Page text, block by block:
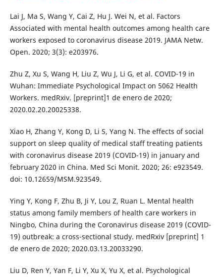
Lai J, Ma S, Wang Y, Cai Z, Hu J. Wei N, et al. Factors
Associated with mental health outcomes among health care
workers exposed to coronavirus disease 2019. JAMA Netw.
Open. 2020; 3(3): e203976.
Zhu Z, Xu S, Wang H, Liu Z, Wu J, Li G, et al. COVID-19 in
Wuhan: Immediate Psychological Impact on 5062 Health
Workers. medRxiv. [preprint]1 de enero de 2020;
2020.02.20.20025338.
Xiao H, Zhang Y, Kong D, Li S, Yang N. The effects of social
support on sleep quality of medical staff treating patients
with coronavirus disease 2019 (COVID-19) in january and
february 2020 in China. Med Sci Monit. 2020; 26: e923549.
doi: 10.12659/MSM.923549.
Ying Y, Kong F, Zhu B, Ji Y, Lou Z, Ruan L. Mental health
status among family members of health care workers in
Ningbo, China during the Coronavirus disease 2019 (COVID-
19) outbreak: a cross-sectional study. medRxiv [preprint] 1
de enero de 2020; 2020.03.13.20033290.
Liu D, Ren Y, Yan F, Li Y, Xu X, Yu X, et al. Psychological